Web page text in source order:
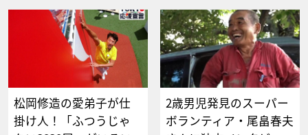
松岡修造の愛弟子が仕
掛け人！「ふつうじゃ
2歳男児発見のスーパー
ボランティア・尾畠春夫